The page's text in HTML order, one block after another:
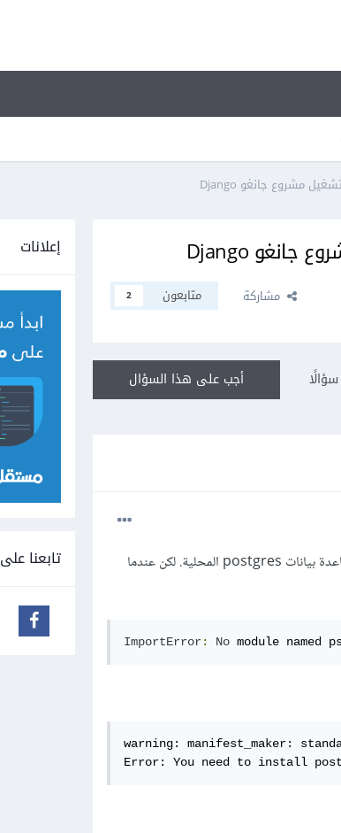
مشاركة متابعون 2
أجب على هذا السؤال
أنا أعمل على مشروع جانغو Django باستخدام virtualenv منذ عدة أيام وربطته بقاعدة بيانات postgres المحلية. لكن عندما
ImportError: No module named
warning: manifest_maker:
إعلانات
تابعنا على